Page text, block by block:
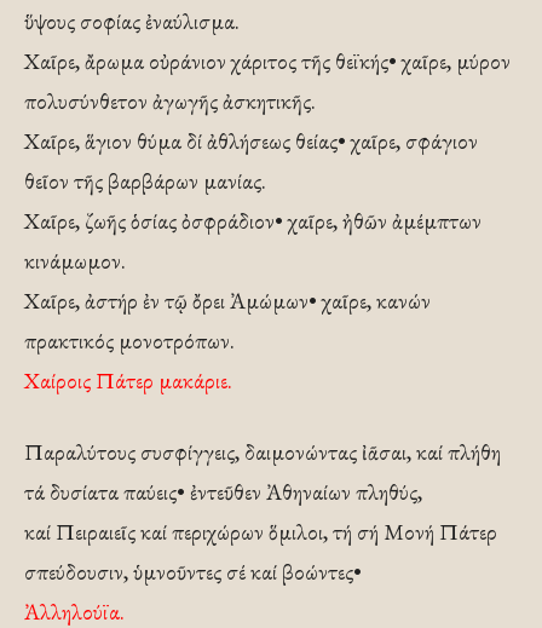
ὕψους σοφίας ἐναύλισμα.
Χαῖρε, ἄρωμα οὐράνιον χάριτος τῆς θεϊκής• χαῖρε, μύρον
πολυσύνθετον ἀγωγῆς ἀσκητικῆς.
Χαῖρε, ἅγιον θύμα δί ἀθλήσεως θείας• χαῖρε, σφάγιον
θεῖον τῆς βαρβάρων μανίας.
Χαῖρε, ζωῆς ὁσίας ὀσφράδιον• χαῖρε, ἠθῶν ἀμέμπτων
κινάμωμον.
Χαῖρε, ἀστήρ ἐν τῷ ὄρει Ἀμώμων• χαῖρε, κανών
πρακτικός μονοτρόπων.
Χαίροις Πάτερ μακάριε.
Παραλύτους συσφίγγεις, δαιμονώντας ἰᾶσαι, καί πλήθη
τά δυσίατα παύεις• ἐντεῦθεν Ἀθηναίων πληθύς,
καί Πειραιεῖς καί περιχώρων ὅμιλοι, τή σή Μονή Πάτερ
σπεύδουσιν, ὑμνοῦντες σέ καί βοώντες•
Ἀλληλούϊα.